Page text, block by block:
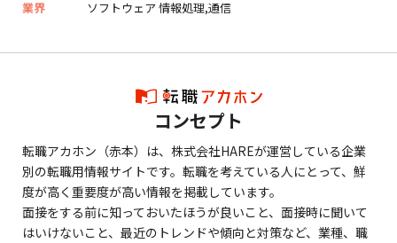
業界
ソフトウェア 情報処理,通信
コンセプト
転職アカホン（赤本）は、株式会社HAREが運営している企業
別の転職用情報サイトです。転職を考えている人にとって、鮮
度が高く重要度が高い情報を掲載しています。
面接をする前に知っておいたほうが良いこと、面接時に聞いて
はいけないこと、最近のトレンドや傾向と対策など、業種、職